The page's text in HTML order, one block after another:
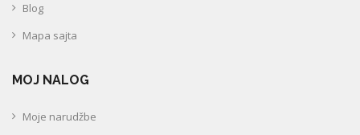
Blog
Mapa sajta
MOJ NALOG
Moje narudžbe